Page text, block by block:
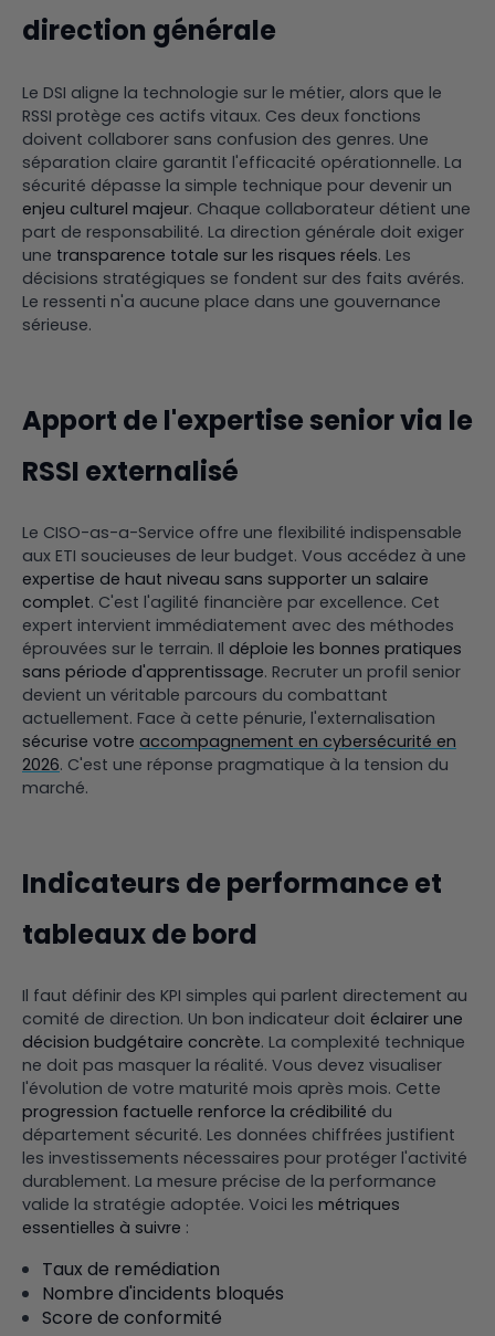
direction générale
Le DSI aligne la technologie sur le métier, alors que le
RSSI protège ces actifs vitaux. Ces deux fonctions
doivent collaborer sans confusion des genres. Une
séparation claire garantit l'efficacité opérationnelle. La
sécurité dépasse la simple technique pour devenir un
enjeu culturel majeur. Chaque collaborateur détient une
part de responsabilité. La direction générale doit exiger
une transparence totale sur les risques réels. Les
décisions stratégiques se fondent sur des faits avérés.
Le ressenti n'a aucune place dans une gouvernance
sérieuse.
Apport de l'expertise senior via le
RSSI externalisé
Le CISO-as-a-Service offre une flexibilité indispensable
aux ETI soucieuses de leur budget. Vous accédez à une
expertise de haut niveau sans supporter un salaire
complet. C'est l'agilité financière par excellence. Cet
expert intervient immédiatement avec des méthodes
éprouvées sur le terrain. Il déploie les bonnes pratiques
sans période d'apprentissage. Recruter un profil senior
devient un véritable parcours du combattant
actuellement. Face à cette pénurie, l'externalisation
sécurise votre accompagnement en cybersécurité en
2026. C'est une réponse pragmatique à la tension du
marché.
Indicateurs de performance et
tableaux de bord
Il faut définir des KPI simples qui parlent directement au
comité de direction. Un bon indicateur doit éclairer une
décision budgétaire concrète. La complexité technique
ne doit pas masquer la réalité. Vous devez visualiser
l'évolution de votre maturité mois après mois. Cette
progression factuelle renforce la crédibilité du
département sécurité. Les données chiffrées justifient
les investissements nécessaires pour protéger l'activité
durablement. La mesure précise de la performance
valide la stratégie adoptée. Voici les métriques
essentielles à suivre :
Taux de remédiation
Nombre d'incidents bloqués
Score de conformité